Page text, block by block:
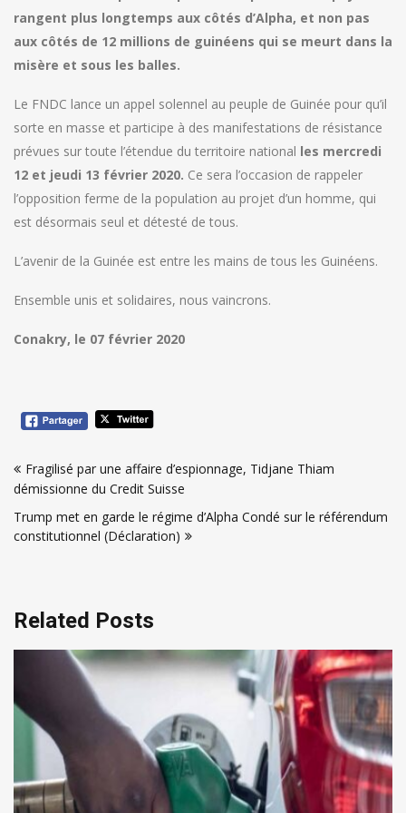
rangent plus longtemps aux côtés d’Alpha, et non pas
aux côtés de 12 millions de guinéens qui se meurt dans la
misère et sous les balles.
Le FNDC lance un appel solennel au peuple de Guinée pour qu’il
sorte en masse et participe à des manifestations de résistance
prévues sur toute l’étendue du territoire national les mercredi
12 et jeudi 13 février 2020. Ce sera l’occasion de rappeler
l’opposition ferme de la population au projet d’un homme, qui
est désormais seul et détesté de tous.
L’avenir de la Guinée est entre les mains de tous les Guinéens.
Ensemble unis et solidaires, nous vaincrons.
Conakry, le 07 février 2020
de
l’article
Fragilisé par une affaire d’espionnage, Tidjane Thiam
démissionne du Credit Suisse
Trump met en garde le régime d’Alpha Condé sur le référendum
constitutionnel (Déclaration)
Related Posts